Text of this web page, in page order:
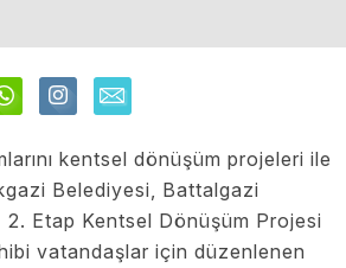
kentsel dönüşüm projeleri ile
Belediyesi, Battalgazi
Etap Kentsel Dönüşüm Projesi
vatandaşlar için düzenlenen